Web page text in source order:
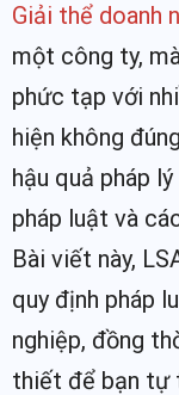
Giải thể doanh
một công ty,
phức tạp với
hiện không
hậu quả pháp
pháp luật và
Bài viết này,
quy định pháp
nghiệp, đồng
thiết để bạn tự